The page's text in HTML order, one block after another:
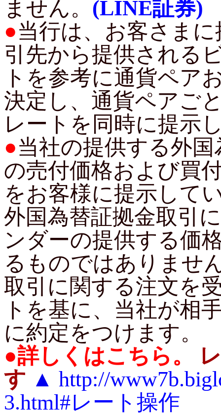
ません。 (LINE証券)
●当行は、お客さま
引先から提供される
トを参考に通貨ペア
決定し、通貨ペアご
レートを同時に提示
●当社の提供する外
の売付価格および買
をお客様に提示して
外国為替証拠金取引
ンダーの提供する価
るものではありませ
取引に関する注文を
トを基に、当社が相
に約定をつけます。
●詳しくはこちら。
す ▲ http://
3.html#レート操作